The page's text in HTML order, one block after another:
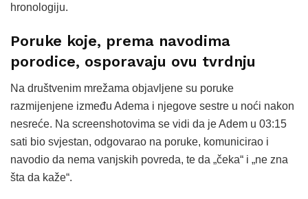
hronologiju.
Poruke koje, prema navodima
porodice, osporavaju ovu tvrdnju
Na društvenim mrežama objavljene su poruke
razmijenjene između Adema i njegove sestre u noći nakon
nesreće. Na screenshotovima se vidi da je Adem u 03:15
sati bio svjestan, odgovarao na poruke, komunicirao i
navodio da nema vanjskih povreda, te da „čeka“ i „ne zna
šta da kaže“.